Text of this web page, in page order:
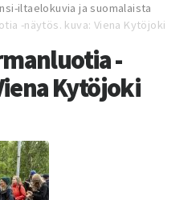
iltaelokuvia ja suomalaista
-näytös. kuva: Viena Kytöjoki
-
Kytöjoki